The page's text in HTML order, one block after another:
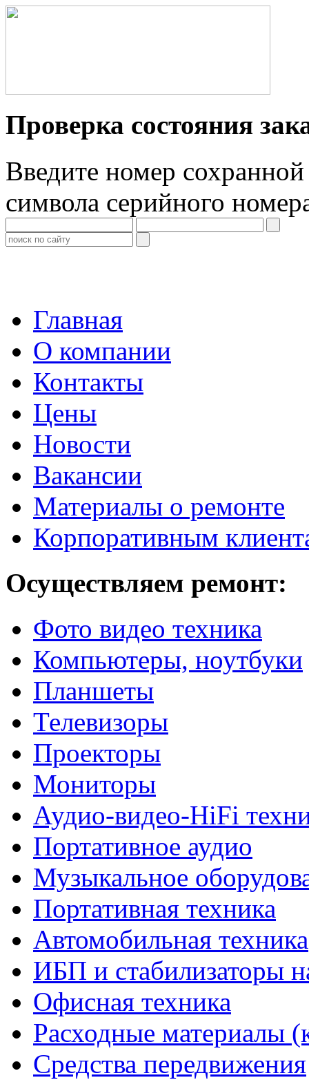
Проверка состояния
Введите номер
символа серийного
Главная
О компании
Контакты
Цены
Новости
Вакансии
Материалы о ремонте
Корпоративным
Осуществляем ремонт:
Фото видео техника
Компьютеры, ноутбуки
Планшеты
Телевизоры
Проекторы
Мониторы
Аудио-видео-HiFi
Портативное аудио
Музыкальное
Портативная техника
Автомобильная техника
ИБП и стабилизаторы
Офисная техника
Расходные материалы
Средства передвижения